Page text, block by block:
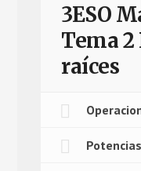
3ESO
Tema 2
raíces